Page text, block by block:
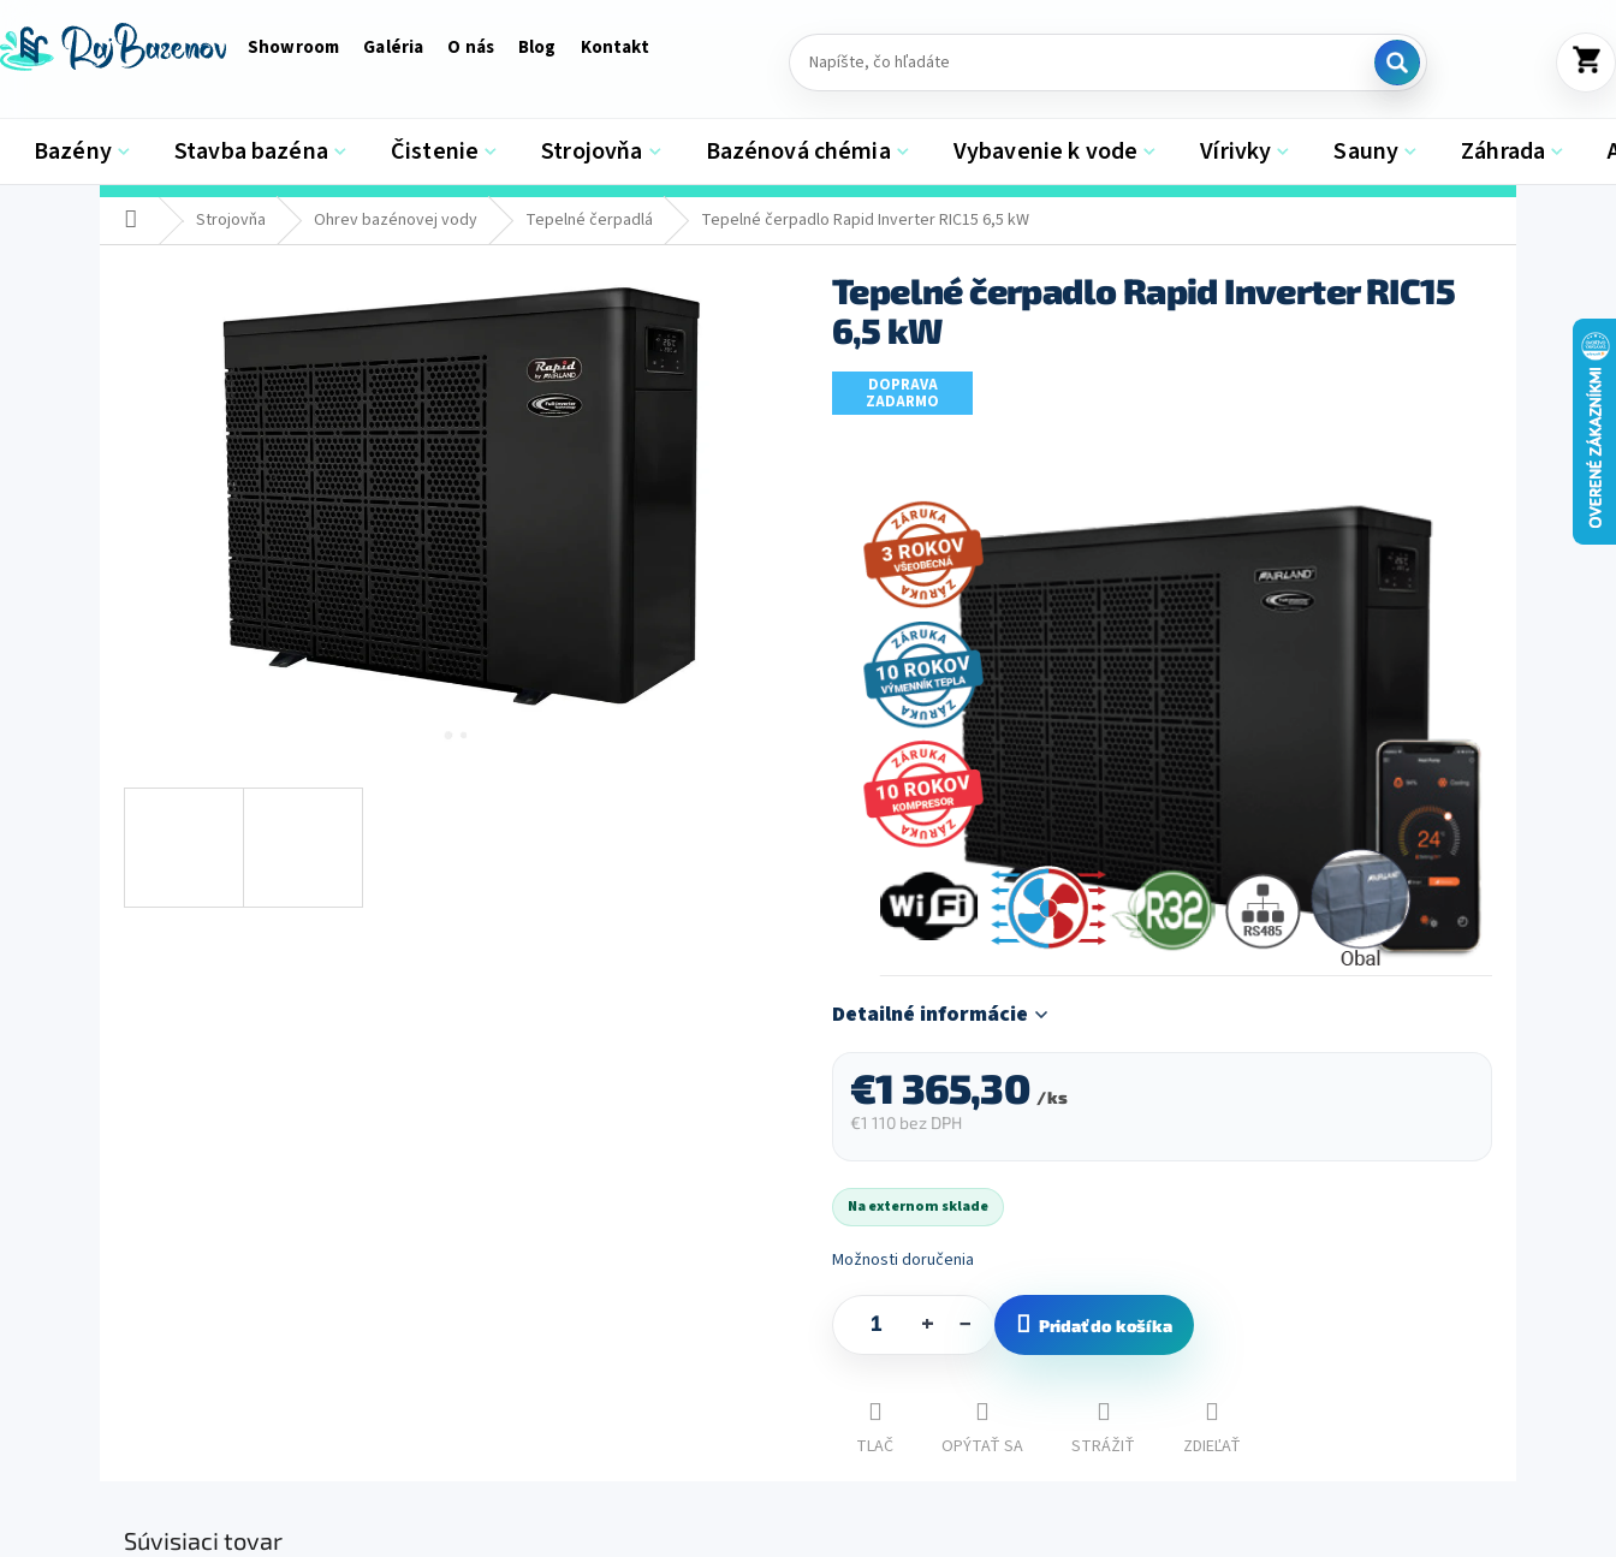
na
obsah
Showroom Galéria O nás Blog Kontakt
KOŠÍK
Bazény Stavba bazéna Čistenie Strojovňa Bazénová chémia Vybavenie k vode Vírivky Sauny Záhrada
DomovStrojovňa Ohrev bazénovej vody Tepelné čerpadlá Tepelné čerpadlo Rapid Inverter RIC15 6,5 kW
Tepelné čerpadlo Rapid Inverter RIC15
6,5 kW
DOPRAVA
ZADARMO
Detailné informácie
€1 365,30 / ks
€1 110 bez DPH
Na externom sklade
Možnosti doručenia
+ − Pridať do košíka
TLAČ OPÝTAŤ SA STRÁŽIŤ ZDIEĽAŤ
Súvisiaci tovar